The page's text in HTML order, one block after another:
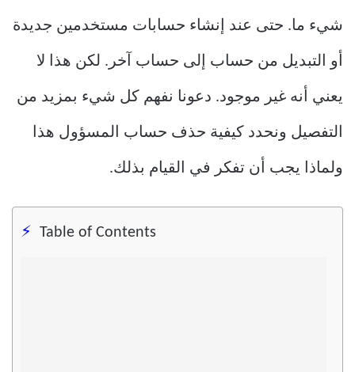
شيء ما. حتى عند إنشاء حسابات مستخدمين جديدة
أو التبديل من حساب إلى حساب آخر. لكن هذا لا
يعني أنه غير موجود. دعونا نفهم كل شيء بمزيد من
التفصيل ونحدد كيفية حذف حساب المسؤول هذا
ولماذا يجب أن تفكر في القيام بذلك.
Table of Contents